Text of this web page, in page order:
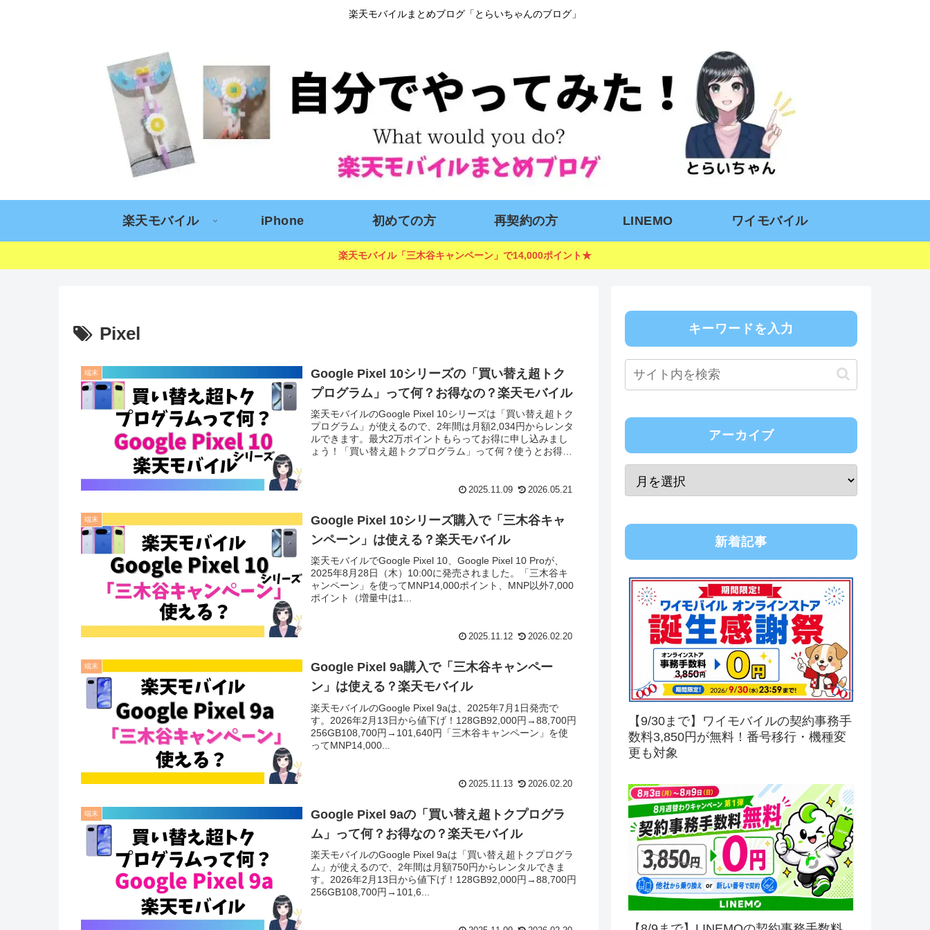
楽天モバイルまとめブログ「とらいちゃんのブログ」
楽天モバイル iPhone 初めての方 再契約の方 LINEMO ワイモバイル
楽天モバイル「三木谷キャンペーン」で14,000ポイント★
Pixel
端末
Google Pixel 10シリーズの「買い替え超トク
プログラム」って何？お得なの？楽天モバイル
楽天モバイルのGoogle Pixel 10シリーズは「買い替え超トク
プログラム」が使えるので、2年間は月額2,034円からレンタ
ルできます。最大2万ポイントもらってお得に申し込みまし
ょう！「買い替え超トクプログラム」って何？使うとお得な
2025.11.09 2026.05.21
端末
Google Pixel 10シリーズ購入で「三木谷キャ
ンペーン」は使える？楽天モバイル
楽天モバイルでGoogle Pixel 10、Google Pixel 10 Proが、
2025年8月28日（木）10:00に発売されました。「三木谷キ
ャンペーン」を使ってMNP14,000ポイント、MNP以外7,000
ポイント（増量中は1...
2025.11.12 2026.02.20
端末
Google Pixel 9a購入で「三木谷キャンペー
ン」は使える？楽天モバイル
楽天モバイルのGoogle Pixel 9aは、2025年7月1日発売で
す。2026年2月13日から値下げ！128GB92,000円→88,700円
256GB108,700円→101,640円「三木谷キャンペーン」を使
ってMNP14,000...
2025.11.13 2026.02.20
端末
Google Pixel 9aの「買い替え超トクプログラ
ム」って何？お得なの？楽天モバイル
楽天モバイルのGoogle Pixel 9aは「買い替え超トクプログラ
ム」が使えるので、2年間は月額750円からレンタルできま
す。2026年2月13日から値下げ！128GB92,000円→88,700円
256GB108,700円→101,6...
キーワードを入力
アーカイブ
新着記事
【9/30まで】ワイモバイルの契約事務手
数料3,850円が無料！番号移行・機種変
更も対象